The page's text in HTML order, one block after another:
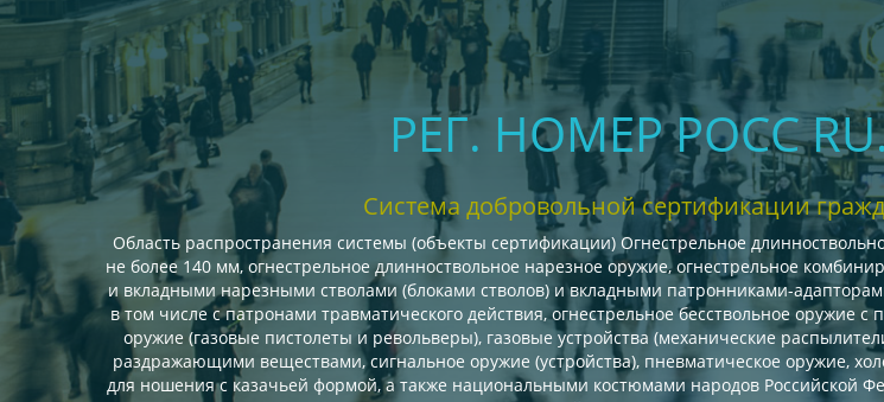
РЕГ. НОМЕР РОСС
Система добровольной сертификации
Область распространения системы (объекты сертификации) Огнестрельное
не более 140 мм, огнестрельное длинноствольное нарезное оружие, огнестрельное
и вкладными нарезными стволами (блоками стволов) и вкладными патронниками-
в том числе с патронами травматического действия, огнестрельное бесствольное оружие с
оружие (газовые пистолеты и револьверы), газовые устройства (механические
раздражающими веществами, сигнальное оружие (устройства), пневматическое оружие,
для ношения с казачьей формой, а также национальными костюмами народов Российской